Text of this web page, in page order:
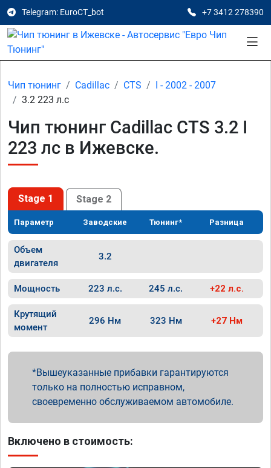
Telegram: EuroCT_bot +7 3412 278390
Чип тюнинг Cadillac CTS
I - 2002 - 2007
3.2 223 л.с
Чип тюнинг Cadillac CTS 3.2 I
223 лс в Ижевске.
Stage 1 Stage 2
Параметр Заводские Тюнинг* Разница
Объем
двигателя
3.2
Мощность 223 л.с. 245 л.с. +22 л.с.
Крутящий
момент
296 Нм 323 Нм +27 Нм
Вышеуказанные прибавки гарантируются
только на полностью исправном,
своевременно обслуживаемом автомобиле.
Включено в стоимость: